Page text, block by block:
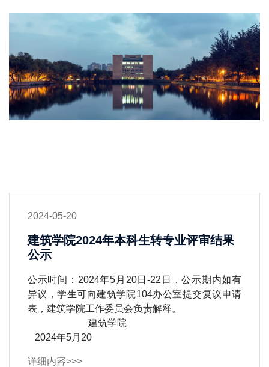
2024-05-20
建筑学院2024年本科生转专业评审结果
公示
公示时间：2024年5月20日-22日，公示期内如有
异议，学生可向建筑学院104办公室提交复议申请
表，建筑学院工作委员会负责解释。
建筑学院
2024年5月20
详细内容>>>